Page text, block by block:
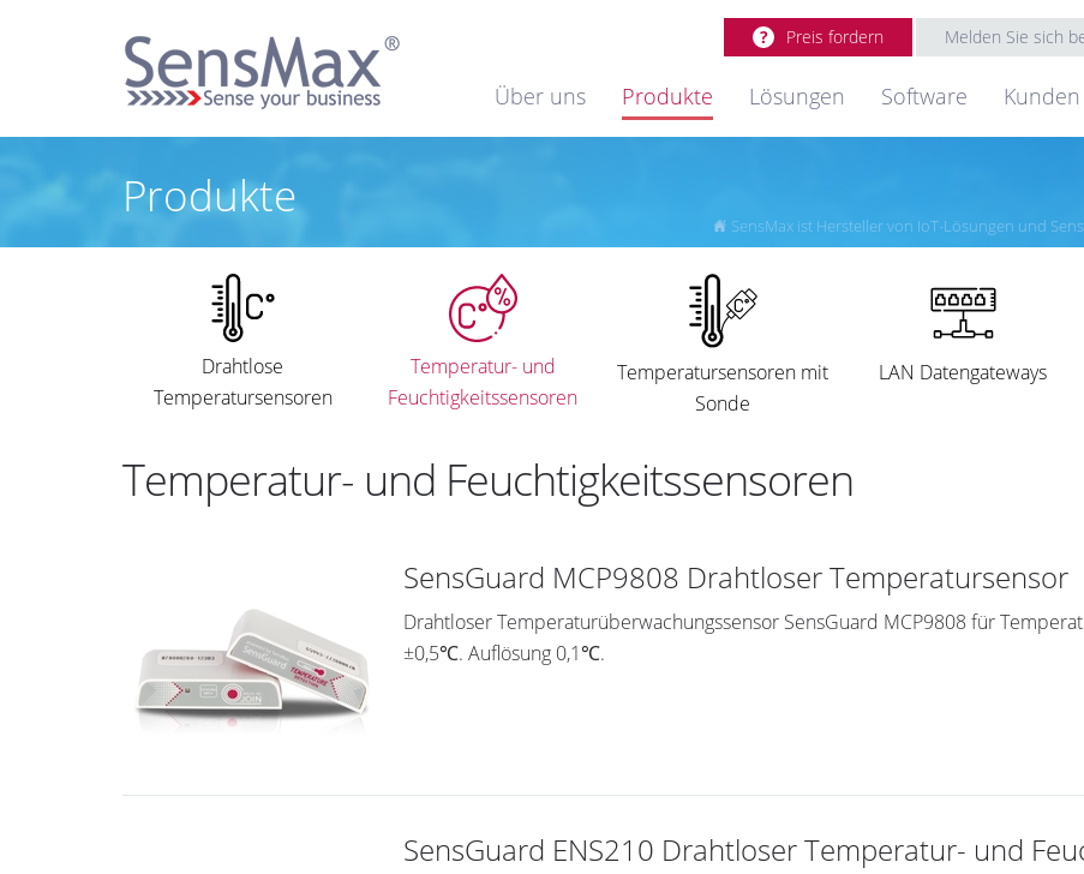
Preis fordern Melden Sie sich
Über uns Produkte Lösungen Software Kunden
Produkte
SensMax ist Hersteller von IoT-Lösungen und
Drahtlose
Temperatursensoren
Temperatur- und
Feuchtigkeitssensoren
Temperatursensoren mit
Sonde
LAN Datengateways
Temperatur- und Feuchtigkeitssensoren
SensGuard MCP9808 Drahtloser Temperatursensor
Drahtloser Temperaturüberwachungssensor SensGuard MCP9808 für
±0,5℃. Auflösung 0,1℃.
SensGuard ENS210 Drahtloser Temperatur- und